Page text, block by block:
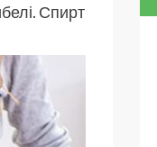
Спирт